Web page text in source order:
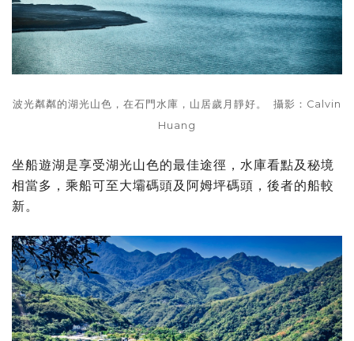
波光粼粼的湖光山色，在石門水庫，山居歲月靜好。 攝影：Calvin
Huang
坐船遊湖是享受湖光山色的最佳途徑，水庫看點及秘境
相當多，乘船可至大壩碼頭及阿姆坪碼頭，後者的船較
新。